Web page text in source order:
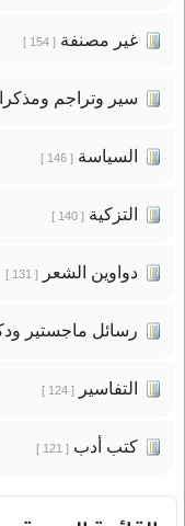
غير مصنفة[ 154 ]
سير وتراجم
السياسة[ 146 ]
التزكية[ 140 ]
دواوين الشعر[ 131 ]
رسائل ماجستير
التفاسير[ 124 ]
كتب أدب[ 121 ]